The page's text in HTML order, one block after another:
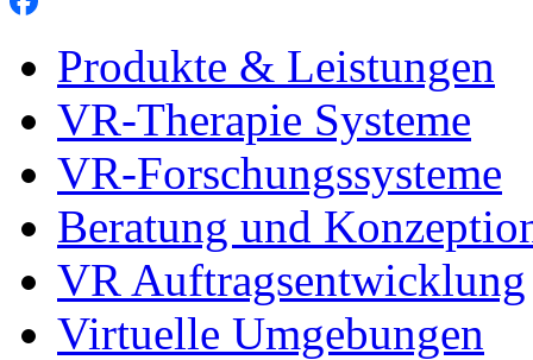
Produkte & Leistungen
VR-Therapie Systeme
VR-Forschungssysteme
Beratung und
VR Auftragsentwicklung
Virtuelle Umgebungen